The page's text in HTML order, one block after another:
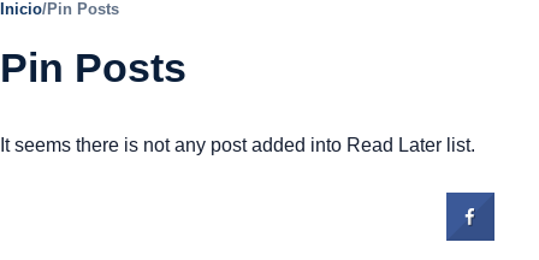
Inicio/Pin Posts
Pin Posts
It seems there is not any post added into Read Later list.